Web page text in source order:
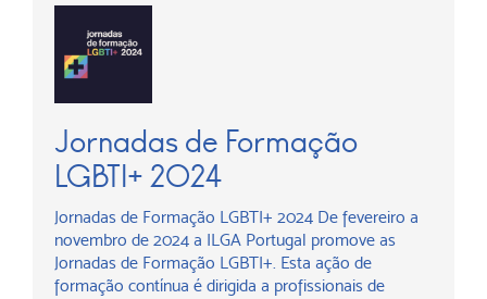
Jornadas de Formação
LGBTI+ 2024
Jornadas de Formação LGBTI+ 2024 De fevereiro a
novembro de 2024 a ILGA Portugal promove as
Jornadas de Formação LGBTI+. Esta ação de
formação contínua é dirigida a profissionais de